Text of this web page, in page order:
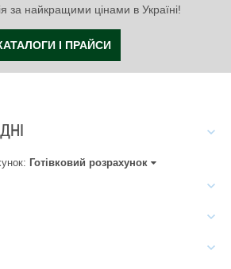
за найкращими цінами в Україні!
І ПРАЙСИ
Готівковий розрахунок